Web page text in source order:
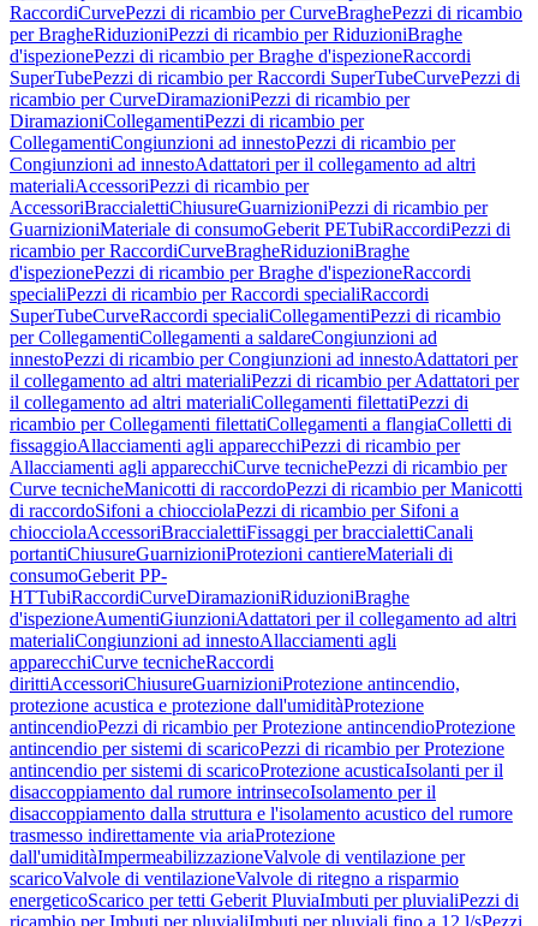
RaccordiCurvePezzi di ricambio per CurveBraghePezzi di ricambio
per BragheRiduzioniPezzi di ricambio per RiduzioniBraghe
d'ispezionePezzi di ricambio per Braghe d'ispezioneRaccordi
SuperTubePezzi di ricambio per Raccordi SuperTubeCurvePezzi di
ricambio per CurveDiramazioniPezzi di ricambio per
DiramazioniCollegamentiPezzi di ricambio per
CollegamentiCongiunzioni ad innestoPezzi di ricambio per
Congiunzioni ad innestoAdattatori per il collegamento ad altri
materialiAccessoriPezzi di ricambio per
AccessoriBraccialettiChiusureGuarnizioniPezzi di ricambio per
GuarnizioniMateriale di consumoGeberit PETubiRaccordiPezzi di
ricambio per RaccordiCurveBragheRiduzioniBraghe
d'ispezionePezzi di ricambio per Braghe d'ispezioneRaccordi
specialiPezzi di ricambio per Raccordi specialiRaccordi
SuperTubeCurveRaccordi specialiCollegamentiPezzi di ricambio
per CollegamentiCollegamenti a saldareCongiunzioni ad
innestoPezzi di ricambio per Congiunzioni ad innestoAdattatori per
il collegamento ad altri materialiPezzi di ricambio per Adattatori per
il collegamento ad altri materialiCollegamenti filettatiPezzi di
ricambio per Collegamenti filettatiCollegamenti a flangiaColletti di
fissaggioAllacciamenti agli apparecchiPezzi di ricambio per
Allacciamenti agli apparecchiCurve tecnichePezzi di ricambio per
Curve tecnicheManicotti di raccordoPezzi di ricambio per Manicotti
di raccordoSifoni a chiocciolaPezzi di ricambio per Sifoni a
chiocciolaAccessoriBraccialettiFissaggi per braccialettiCanali
portantiChiusureGuarnizioniProtezioni cantiereMateriali di
consumoGeberit PP-
HTTubiRaccordiCurveDiramazioniRiduzioniBraghe
d'ispezioneAumentiGiunzioniAdattatori per il collegamento ad altri
materialiCongiunzioni ad innestoAllacciamenti agli
apparecchiCurve tecnicheRaccordi
dirittiAccessoriChiusureGuarnizioniProtezione antincendio,
protezione acustica e protezione dall'umiditàProtezione
antincendioPezzi di ricambio per Protezione antincendioProtezione
antincendio per sistemi di scaricoPezzi di ricambio per Protezione
antincendio per sistemi di scaricoProtezione acusticaIsolanti per il
disaccoppiamento dal rumore intrinsecoIsolamento per il
disaccoppiamento dalla struttura e l'isolamento acustico del rumore
trasmesso indirettamente via ariaProtezione
dall'umiditàImpermeabilizzazioneValvole di ventilazione per
scaricoValvole di ventilazioneValvole di ritegno a risparmio
energeticoScarico per tetti Geberit PluviaImbuti per pluvialiPezzi di
ricambio per Imbuti per pluvialiImbuti per pluviali fino a 12 l/sPezzi